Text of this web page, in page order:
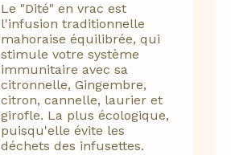
Le "Dité" en vrac est
l'infusion traditionnelle
mahoraise équilibrée, qui
stimule votre système
immunitaire avec sa
citronnelle, Gingembre,
citron, cannelle, laurier et
girofle. La plus écologique,
puisqu'elle évite les
déchets des infusettes.